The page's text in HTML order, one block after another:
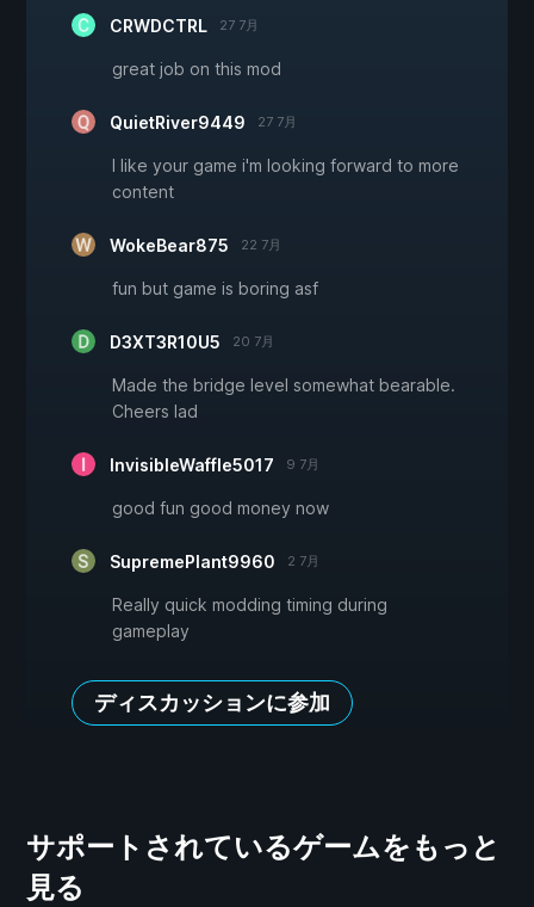
CRWDCTRL 27 7月
great job on this mod
QuietRiver9449 27 7月
I like your game i'm looking forward to more
content
WokeBear875 22 7月
fun but game is boring asf
D3XT3R10U5 20 7月
Made the bridge level somewhat bearable.
Cheers lad
InvisibleWaffle5017 9 7月
good fun good money now
SupremePlant9960 2 7月
Really quick modding timing during
gameplay
ディスカッションに参加
サポートされているゲームをもっと
見る